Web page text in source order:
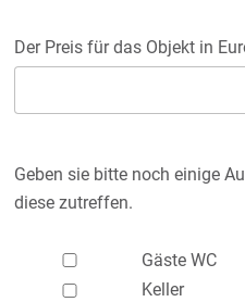
Der Preis für das Objekt in
Geben sie bitte noch einige
diese zutreffen.
Gäste WC
Keller